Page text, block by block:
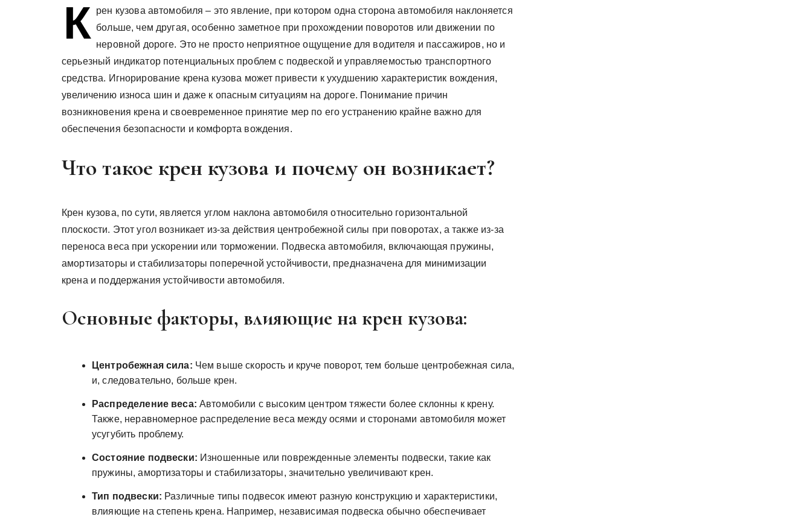
К рен кузова автомобиля – это явление, при котором одна сторона автомобиля наклоняется
больше, чем другая, особенно заметное при прохождении поворотов или движении по
неровной дороге. Это не просто неприятное ощущение для водителя и пассажиров, но и
серьезный индикатор потенциальных проблем с подвеской и управляемостью транспортного
средства. Игнорирование крена кузова может привести к ухудшению характеристик вождения,
увеличению износа шин и даже к опасным ситуациям на дороге. Понимание причин
возникновения крена и своевременное принятие мер по его устранению крайне важно для
обеспечения безопасности и комфорта вождения.
Что такое крен кузова и почему он возникает?
Крен кузова, по сути, является углом наклона автомобиля относительно горизонтальной
плоскости. Этот угол возникает из-за действия центробежной силы при поворотах, а также из-за
переноса веса при ускорении или торможении. Подвеска автомобиля, включающая пружины,
амортизаторы и стабилизаторы поперечной устойчивости, предназначена для минимизации
крена и поддержания устойчивости автомобиля.
Основные факторы, влияющие на крен кузова:
Центробежная сила: Чем выше скорость и круче поворот, тем больше центробежная сила,
и, следовательно, больше крен.
Распределение веса: Автомобили с высоким центром тяжести более склонны к крену.
Также, неравномерное распределение веса между осями и сторонами автомобиля может
усугубить проблему.
Состояние подвески: Изношенные или поврежденные элементы подвески, такие как
пружины, амортизаторы и стабилизаторы, значительно увеличивают крен.
Тип подвески: Различные типы подвесок имеют разную конструкцию и характеристики,
влияющие на степень крена. Например, независимая подвеска обычно обеспечивает